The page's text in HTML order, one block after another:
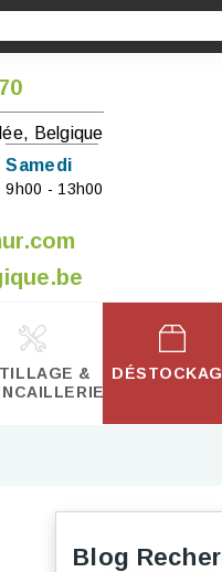
Belgique
Samedi
9h00 - 13h00
&
Blog